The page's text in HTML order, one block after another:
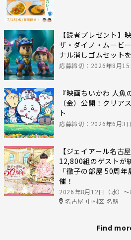
【読者プレゼント】
ザ・ダイノ・ムービ
ナル消しゴムセット
応募締切：2026年8月
『映画ちいかわ 人
（金）公開！クリア
ト
応募締切：2026年6月3
【ジェイアール名古
12,800組のゲストが
「徹子の部屋 50周
催！
2026年8月12日（水）〜
名古屋 中村区 名駅
Find